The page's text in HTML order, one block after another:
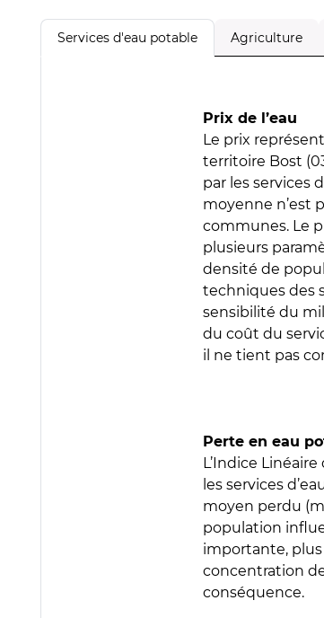
Services d'eau potable Agriculture
Prix de l’eau
Le prix
territoire Bost
par les services
moyenne n’est
communes. Le
plusieurs
densité de
techniques des
sensibilité du
du coût du
il ne tient pas
Perte en eau
L’Indice
les services
moyen perdu
population
importante,
concentration
conséquence.